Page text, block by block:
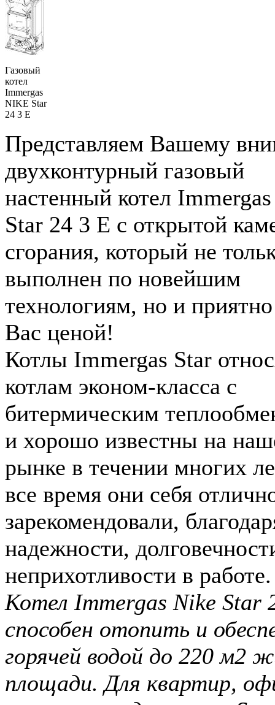
Газовый
котел
Immergas
NIKE Star
24 3 E
Представляем Вашему
двухконтурный газовый
настенный котел
Star 24 3 Е с открытой
сгорания, который не
выполнен по новейшим
технологиям, но и
Вас ценой!
Котлы Immergas Star
котлам эконом-класса с
битермическим
и хорошо известны на
рынке в течении многих
все время они себя
зарекомендовали,
надежности,
неприхотливости в работе.
Котел Immergas Nike Star
способен отопить и
горячей водой до 220 м2
площади. Для квартир,